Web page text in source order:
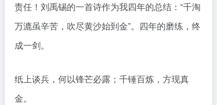
责任！刘禹锡的一首诗作为我四年的总结：“千淘
万漉虽辛苦，吹尽黄沙始到金”。四年的磨练，终
成一剑。
纸上谈兵，何以锋芒必露；千锤百炼，方现真
金。